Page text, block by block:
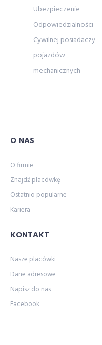
Ubezpieczenie
Odpowiedzialności
Cywilnej posiadaczy
pojazdów
mechanicznych
O NAS
O firmie
Znajdź placówkę
Ostatnio popularne
Kariera
KONTAKT
Nasze placówki
Dane adresowe
Napisz do nas
Facebook